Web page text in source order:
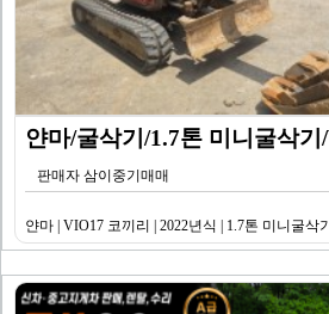
판매자 삼이중기매매
얀마 | VIO17 코끼리 | 2022년식 | 1.7톤 미니굴삭기